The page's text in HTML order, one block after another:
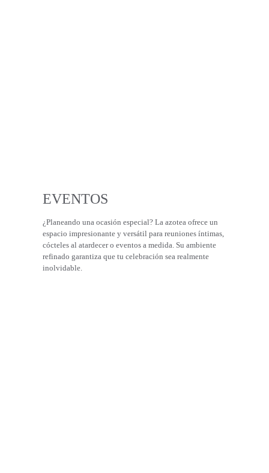
EVENTOS
¿Planeando una ocasión especial? La azotea ofrece un
espacio impresionante y versátil para reuniones íntimas,
cócteles al atardecer o eventos a medida. Su ambiente
refinado garantiza que tu celebración sea realmente
inolvidable.